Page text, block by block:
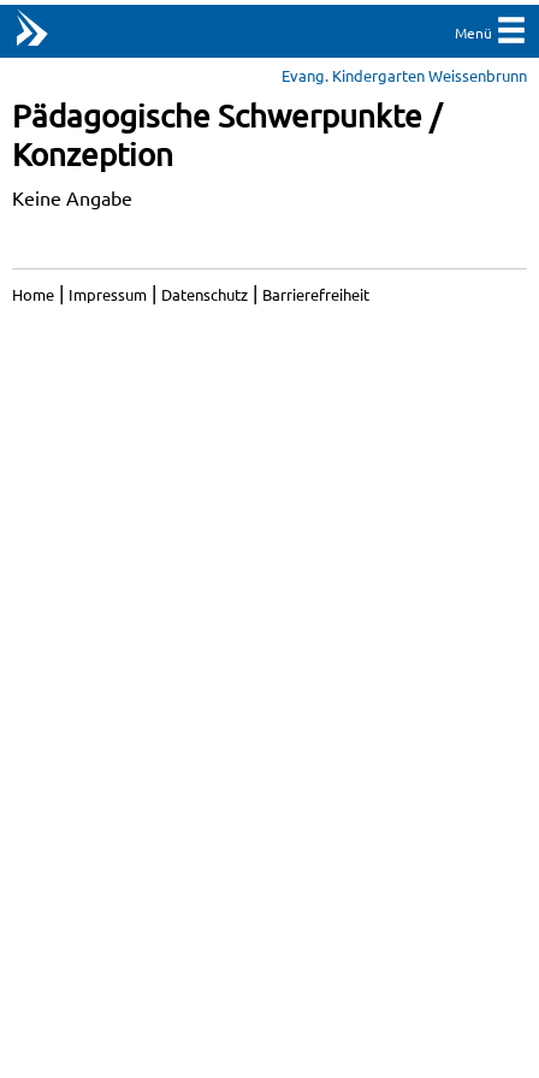
Menü
Evang. Kindergarten Weissenbrunn
Pädagogische Schwerpunkte /
Konzeption
Keine Angabe
Home | Impressum | Datenschutz | Barrierefreiheit